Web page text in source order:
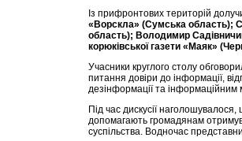
Із прифронтових територій
«Ворскла» (Сумська область);
область); Володимир
корюківської газети «Маяк»
Учасники круглого столу
питання довіри до інформації,
дезінформації та інформаційним
Під час дискусії
допомагають громадянам
суспільства. Водночас